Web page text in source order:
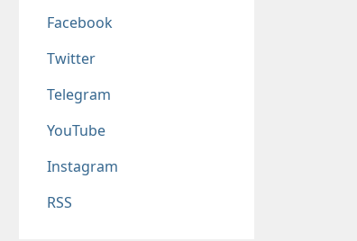
Соц сети
Facebook
Twitter
Telegram
YouTube
Instagram
RSS